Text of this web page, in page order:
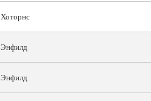
Хоторнс
Энфилд
Энфилд